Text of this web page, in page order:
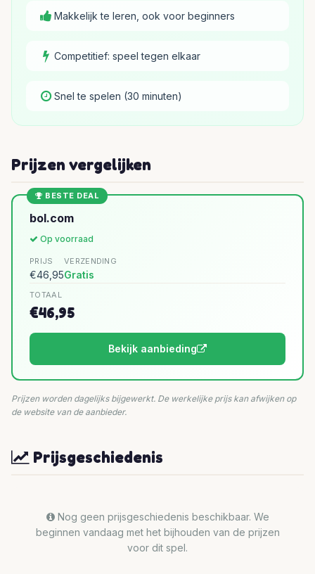
Makkelijk te leren, ook voor beginners
Competitief: speel tegen elkaar
Snel te spelen (30 minuten)
Prijzen vergelijken
BESTE DEAL
bol.com
Op voorraad
PRIJS
€46,95
VERZENDING
Gratis
TOTAAL
€46,95
Bekijk aanbieding
Prijzen worden dagelijks bijgewerkt. De werkelijke prijs kan afwijken op
de website van de aanbieder.
Prijsgeschiedenis
Nog geen prijsgeschiedenis beschikbaar. We
beginnen vandaag met het bijhouden van de prijzen
voor dit spel.